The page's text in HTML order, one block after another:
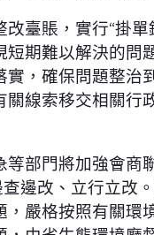
臺賬，實行“掛
期難以解決的
，確保問題整治
線索移交相關
部門將加強會
邊改、立行立改
嚴格按照有關環